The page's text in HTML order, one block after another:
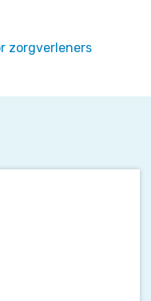
zorgverleners